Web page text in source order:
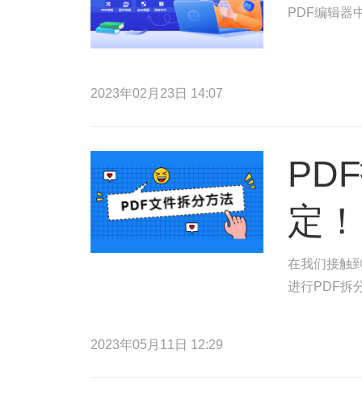
PDF编辑器
2023年02月23日 14:07
定！
在我们接触
进行PDF拆
2023年05月11日 12:29